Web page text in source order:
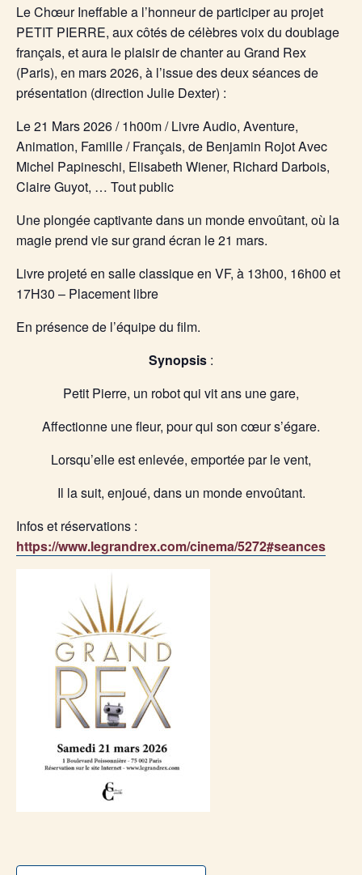
Le Chœur Ineffable a l’honneur de participer au projet
PETIT PIERRE, aux côtés de célèbres voix du doublage
français, et aura le plaisir de chanter au Grand Rex
(Paris), en mars 2026, à l’issue des deux séances de
présentation (direction Julie Dexter) :
Le 21 Mars 2026 / 1h00m / Livre Audio, Aventure,
Animation, Famille / Français, de Benjamin Rojot Avec
Michel Papineschi, Elisabeth Wiener, Richard Darbois,
Claire Guyot, … Tout public
Une plongée captivante dans un monde envoûtant, où la
magie prend vie sur grand écran le 21 mars.
Livre projeté en salle classique en VF, à 13h00, 16h00 et
17H30 – Placement libre
En présence de l’équipe du film.
Synopsis :
Petit Pierre, un robot qui vit ans une gare,
Affectionne une fleur, pour qui son cœur s’égare.
Lorsqu’elle est enlevée, emportée par le vent,
Il la suit, enjoué, dans un monde envoûtant.
Infos et réservations :
https://www.legrandrex.com/cinema/5272#seances